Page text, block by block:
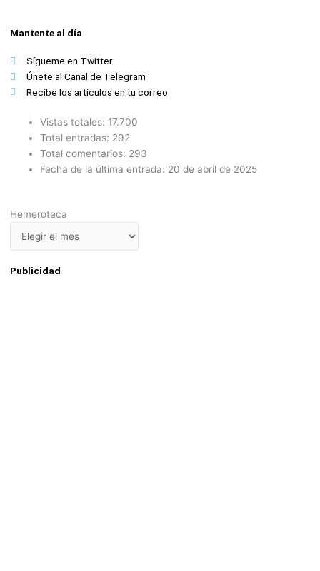
Mantente al día
Sígueme en Twitter
Únete al Canal de Telegram
Recibe los artículos en tu correo
Vistas totales: 17.700
Total entradas: 292
Total comentarios: 293
Fecha de la última entrada: 20 de abril de 2025
Hemeroteca
Hemeroteca
Publicidad